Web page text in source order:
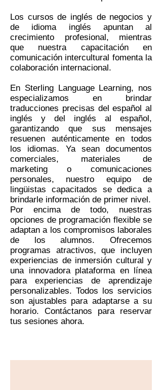
Los cursos de inglés de negocios y
de idioma inglés apuntan al
crecimiento profesional, mientras
que nuestra capacitación en
comunicación intercultural fomenta la
colaboración internacional.
En Sterling Language Learning, nos
especializamos en brindar
traducciones precisas del español al
inglés y del inglés al español,
garantizando que sus mensajes
resuenen auténticamente en todos
los idiomas. Ya sean documentos
comerciales, materiales de
marketing o comunicaciones
personales, nuestro equipo de
lingüistas capacitados se dedica a
brindarle información de primer nivel.
Por encima de todo, nuestras
opciones de programación flexible se
adaptan a los compromisos laborales
de los alumnos. Ofrecemos
programas atractivos, que incluyen
experiencias de inmersión cultural y
una innovadora plataforma en línea
para experiencias de aprendizaje
personalizables. Todos los servicios
son ajustables para adaptarse a su
horario. Contáctanos para reservar
tus sesiones ahora.